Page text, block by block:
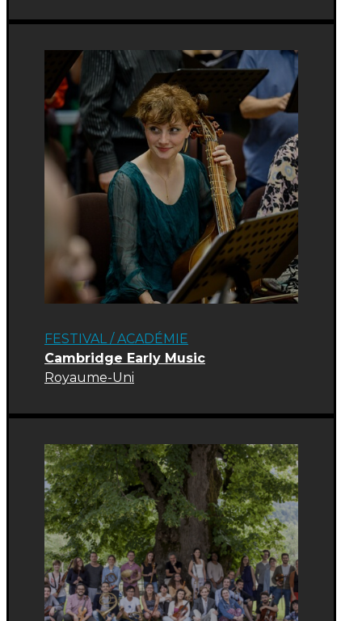
FESTIVAL /ACADÉMIE
Cambridge Early Music
Royaume-Uni